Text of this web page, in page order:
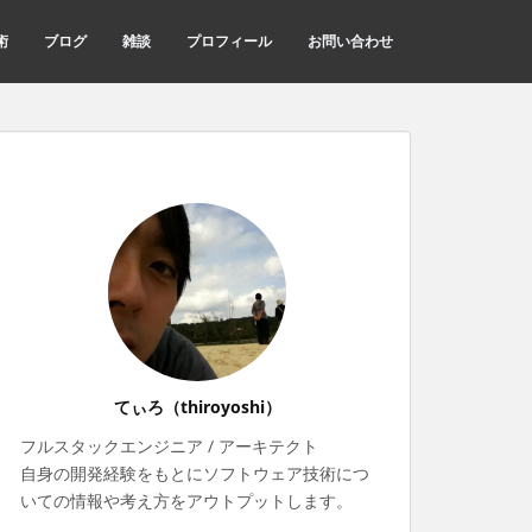
ブログ 雑談 プロフィール お問い合わせ
てぃろ（thiroyoshi）
フルスタックエンジニア / アーキテクト
自身の開発経験をもとにソフトウェア技術につ
いての情報や考え方をアウトプットします。